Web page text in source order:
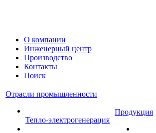
О компании
Инженерный центр
Производство
Контакты
Поиск
Отрасли промышленности
Тепло-электрогенерация
Продукция